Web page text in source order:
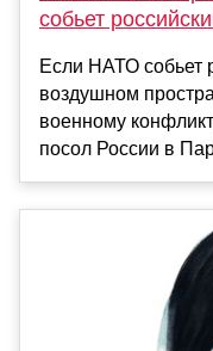
собьет
Если НАТО собьет
воздушном
военному
посол России в